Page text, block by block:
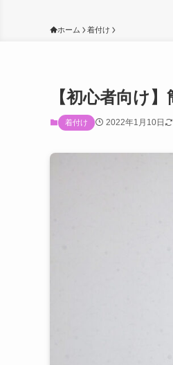
ホーム 着付け
【初心者向け
着付け 2022年1月10日